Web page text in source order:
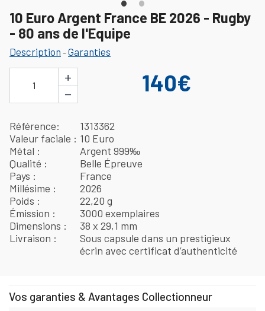
10 Euro Argent France BE 2026 - Rugby
- 80 ans de l'Equipe
Description -Garanties
1
+
−
140€
Référence
1313362
Valeur faciale
10 Euro
Métal
Argent 999‰
Qualité
Belle Épreuve
Pays
France
Millésime
2026
Poids
22,20 g
Émission
3000 exemplaires
Dimensions
38 x 29,1 mm
Livraison
Sous capsule dans un prestigieux
écrin avec certificat d’authenticité
Vos garanties & Avantages Collectionneur